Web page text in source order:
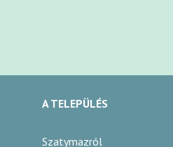
A TELEPÜLÉS
Szatymazról